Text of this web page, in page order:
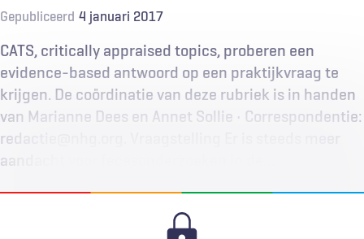
Gepubliceerd 4 januari 2017
CATS, critically appraised topics, proberen een
evidence-based antwoord op een praktijkvraag te
krijgen. De coördinatie van deze rubriek is in handen
van Marianne Dees en Annet Sollie • Correspondentie:
redactie@nhg.org. Vraagstelling Er is steeds meer
aandacht voor fecesonderzoeken in de…